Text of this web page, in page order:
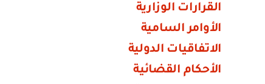
القرارات الوزارية
الأوامر السامية
الاتفاقيات الدولية
الأحكام القضائية